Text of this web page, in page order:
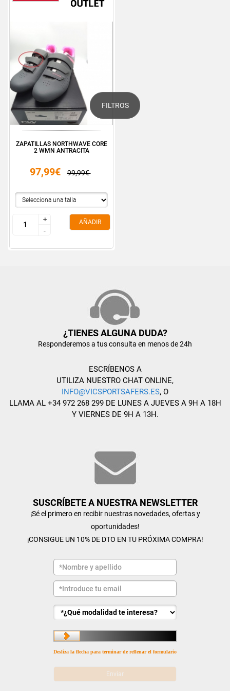
FILTROS
ZAPATILLAS NORTHWAVE CORE
2 WMN ANTRACITA
97,99€ 99,99€
+
-
+
-
AÑADIR
¿TIENES ALGUNA DUDA?
Responderemos a tus consulta en menos de 24h
ESCRÍBENOS A
UTILIZA NUESTRO CHAT ONLINE,
INFO@VICSPORTSAFERS.ES, O
LLAMA AL +34 972 268 299 DE LUNES A JUEVES A 9H A 18H
Y VIERNES DE 9H A 13H.
SUSCRÍBETE A NUESTRA NEWSLETTER
¡Sé el primero en recibir nuestras novedades, ofertas y
oportunidades!
¡CONSIGUE UN 10% DE DTO EN TU PRÓXIMA COMPRA!
Desliza la flecha para terminar de rellenar el formulario